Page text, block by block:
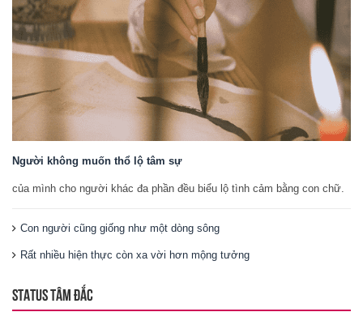
Người không muốn thổ lộ tâm sự
của mình cho người khác đa phần đều biểu lộ tình cảm bằng con chữ.
Con người cũng giống như một dòng sông
Rất nhiều hiện thực còn xa vời hơn mộng tưởng
STATUS TÂM ĐẮC